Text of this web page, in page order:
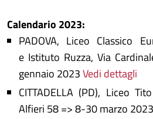
Calendario 2023:
PADOVA, Liceo Classico
e Istituto Ruzza, Via
gennaio 2023Vedi dettagli
CITTADELLA (PD), Liceo
Alfieri 58 => 8-30 marzo 2023